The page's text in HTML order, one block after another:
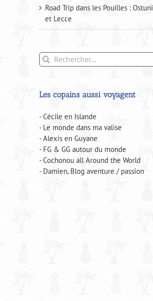
Road Trip dans les Pouilles : Ostuni
et Lecce
Rechercher:
Les copains aussi voyagent
- Cécile en Islande
- Le monde dans ma valise
- Alexis en Guyane
- FG & GG autour du monde
- Cochonou all Around the World
- Damien, Blog aventure / passion